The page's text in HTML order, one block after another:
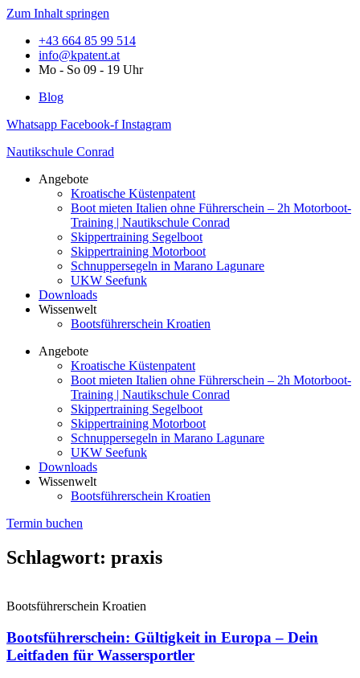
Zum Inhalt springen
+43 664 85 99 514
info@kpatent.at
Mo - So 09 - 19 Uhr
Blog
Whatsapp Facebook-f Instagram
Nautikschule Conrad
Angebote
Kroatische Küstenpatent
Boot mieten Italien ohne Führerschein – 2h Motorboot-
Training | Nautikschule Conrad
Skippertraining Segelboot
Skippertraining Motorboot
Schnuppersegeln in Marano Lagunare
UKW Seefunk
Downloads
Wissenwelt
Bootsführerschein Kroatien
Angebote
Kroatische Küstenpatent
Boot mieten Italien ohne Führerschein – 2h Motorboot-
Training | Nautikschule Conrad
Skippertraining Segelboot
Skippertraining Motorboot
Schnuppersegeln in Marano Lagunare
UKW Seefunk
Downloads
Wissenwelt
Bootsführerschein Kroatien
Termin buchen
Schlagwort: praxis
Bootsführerschein Kroatien
Bootsführerschein: Gültigkeit in Europa – Dein
Leitfaden für Wassersportler